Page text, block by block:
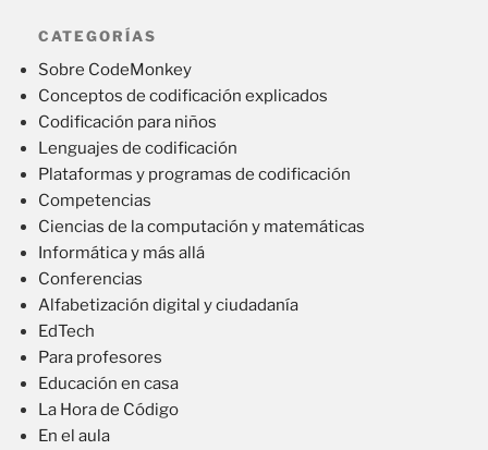
CATEGORÍAS
Sobre CodeMonkey
Conceptos de codificación explicados
Codificación para niños
Lenguajes de codificación
Plataformas y programas de codificación
Competencias
Ciencias de la computación y matemáticas
Informática y más allá
Conferencias
Alfabetización digital y ciudadanía
EdTech
Para profesores
Educación en casa
La Hora de Código
En el aula